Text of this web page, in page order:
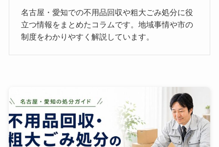
名古屋・愛知での不用品回収や粗大ごみ処分に役
立つ情報をまとめたコラムです。地域事情や市の
制度をわかりやすく解説しています。